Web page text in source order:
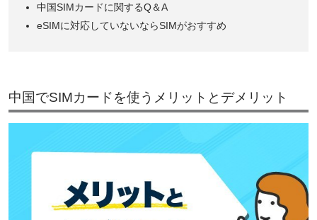
中国SIMカードに関するQ＆A
eSIMに対応していないならSIMがおすすめ
中国でSIMカードを使うメリットとデメリット